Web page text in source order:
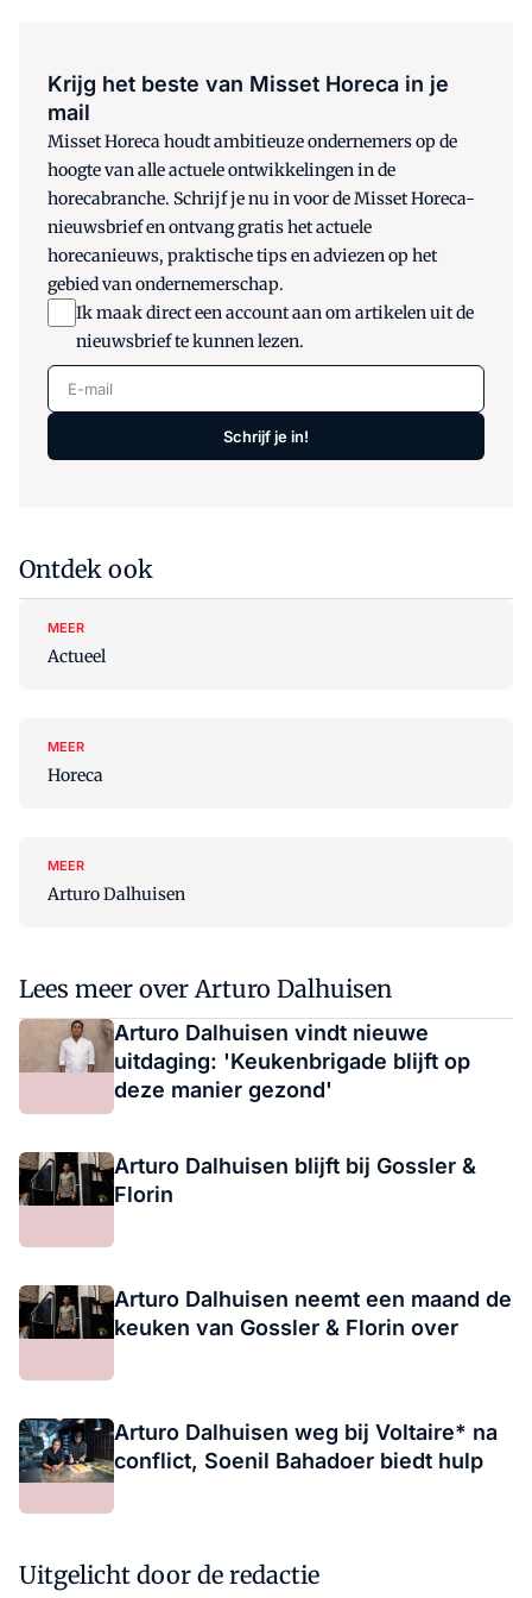
Krijg het beste van Misset Horeca in je
mail
Misset Horeca houdt ambitieuze ondernemers op de
hoogte van alle actuele ontwikkelingen in de
horecabranche. Schrijf je nu in voor de Misset Horeca-
nieuwsbrief en ontvang gratis het actuele
horecanieuws, praktische tips en adviezen op het
gebied van ondernemerschap.
Ik maak direct een account aan om artikelen uit de
nieuwsbrief te kunnen lezen.
E-mail
Schrijf je in!
Ontdek ook
MEER
Actueel
MEER
Horeca
MEER
Arturo Dalhuisen
Lees meer over Arturo Dalhuisen
Arturo Dalhuisen vindt nieuwe
uitdaging: 'Keukenbrigade blijft op
deze manier gezond'
Arturo Dalhuisen blijft bij Gossler &
Florin
Arturo Dalhuisen neemt een maand de
keuken van Gossler & Florin over
Arturo Dalhuisen weg bij Voltaire* na
conflict, Soenil Bahadoer biedt hulp
Uitgelicht door de redactie